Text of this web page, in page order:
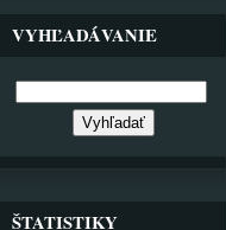
VYHĽADÁVANIE
ŠTATISTIKY